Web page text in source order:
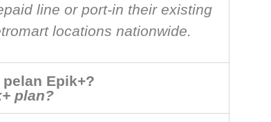
line or port-in their existing
locations nationwide.
Epik+?
plan?